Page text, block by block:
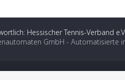
Hessischer Tennis-Verband
GmbH - Automatisierte